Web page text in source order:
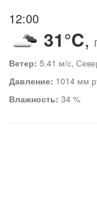
12:00
31°C,
Ветер: 5.41 м/с,
Давление: 1014 мм
Влажность: 34 %